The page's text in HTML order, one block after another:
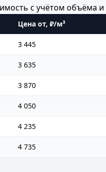
с учётом объёма и
Цена от, ₽/м³
3 445
3 635
3 870
4 050
4 235
4 735